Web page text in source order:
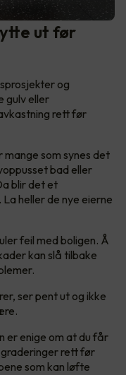
ut før
og
gulv eller
rett før
mange som synes det
bad eller
blir det et
heller de nye eierne
feil med boligen. Å
kan slå tilbake
ser pent ut og ikke
er enige om at du får
rett før
som kan løfte